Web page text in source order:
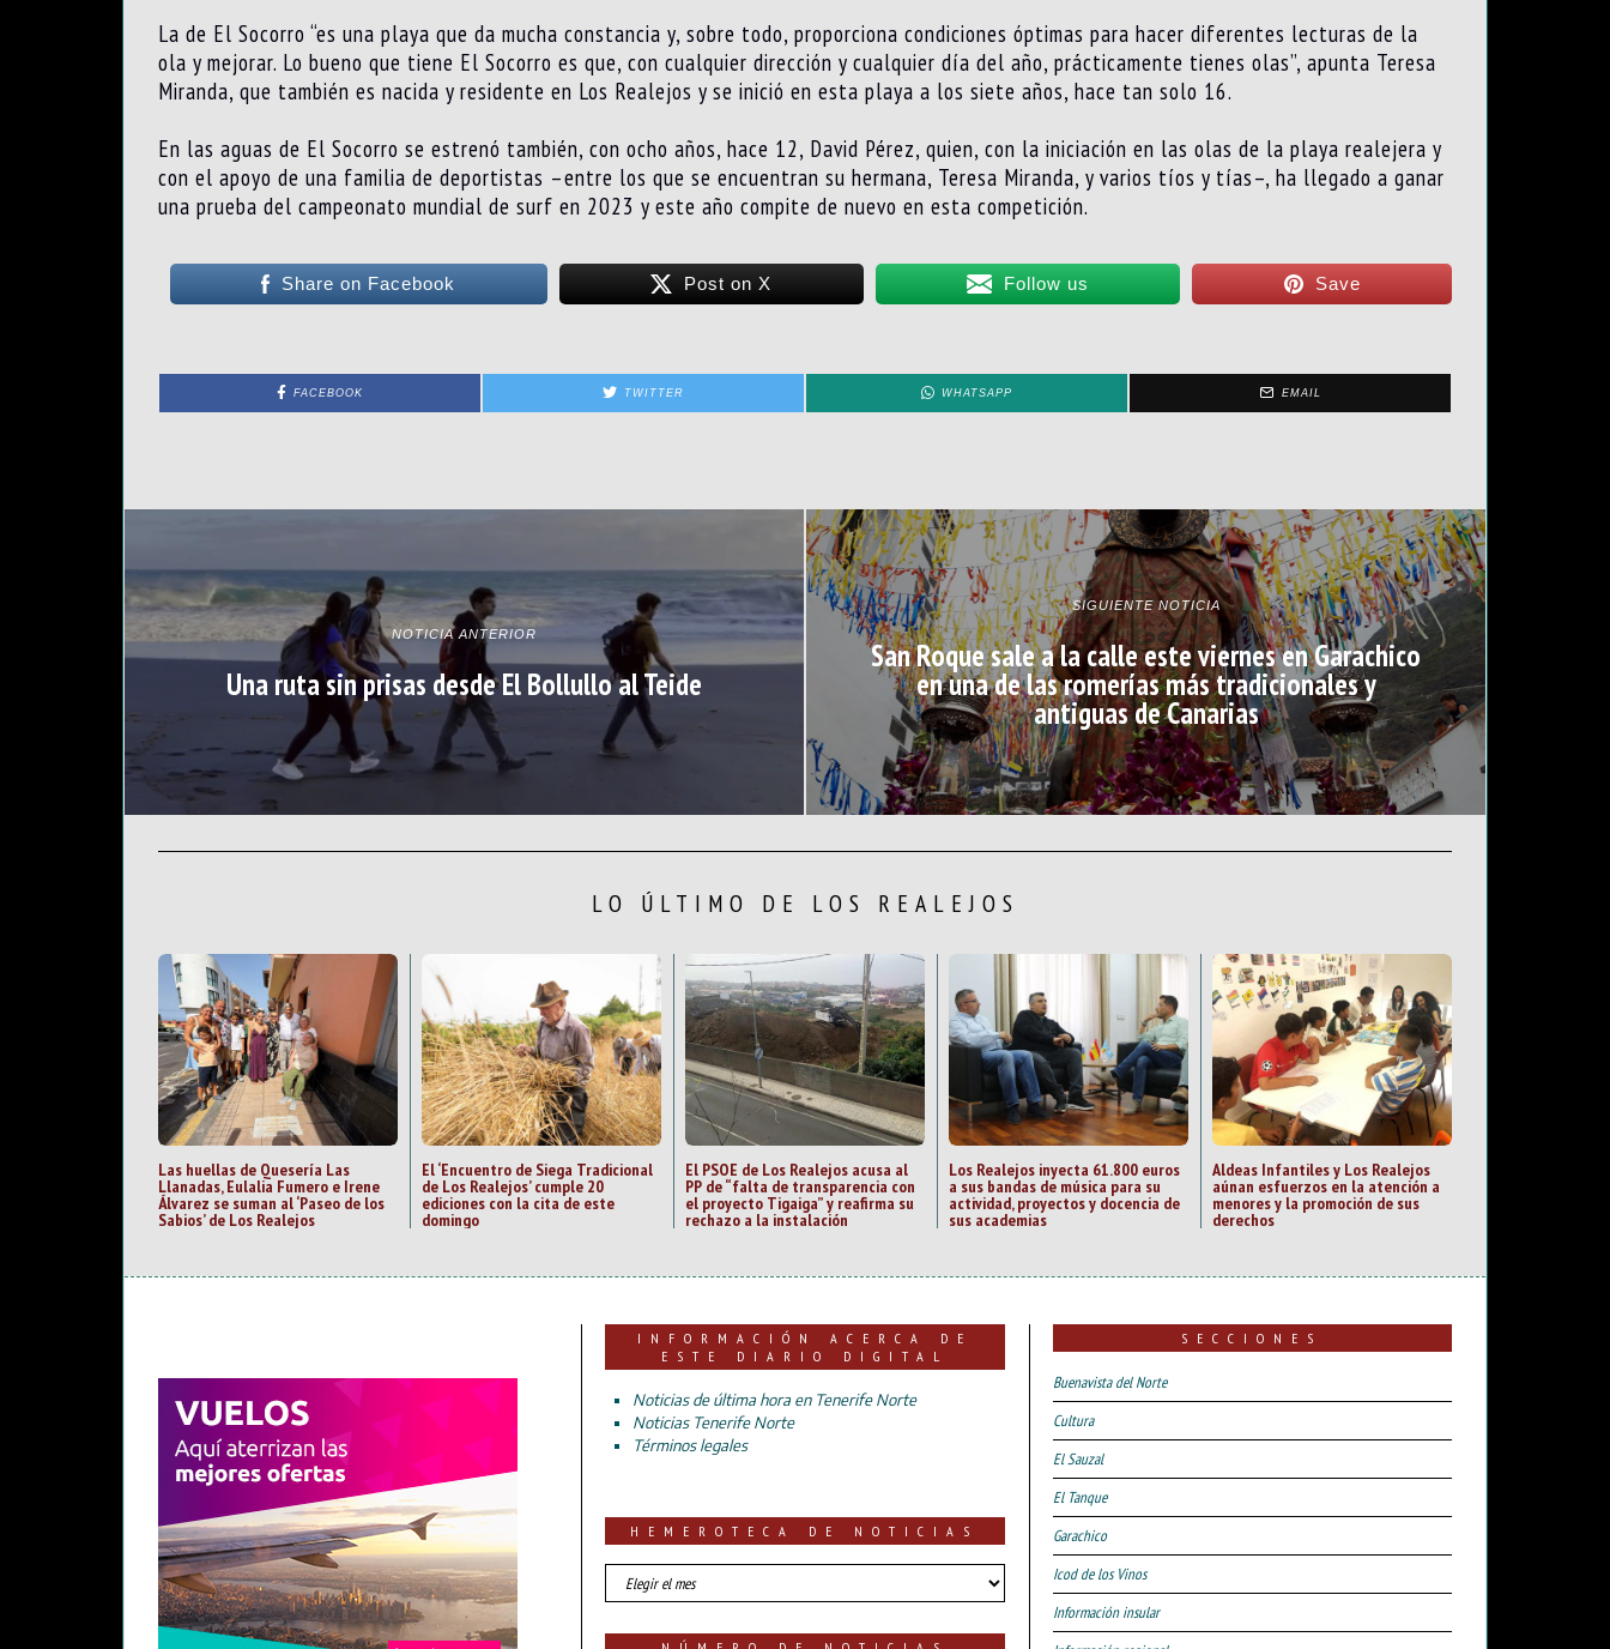
La de El Socorro “es una playa que da mucha constancia y, sobre todo, proporciona condiciones óptimas para hacer diferentes lecturas de la
ola y mejorar. Lo bueno que tiene El Socorro es que, con cualquier dirección y cualquier día del año, prácticamente tienes olas”, apunta Teresa
Miranda, que también es nacida y residente en Los Realejos y se inició en esta playa a los siete años, hace tan solo 16.
En las aguas de El Socorro se estrenó también, con ocho años, hace 12, David Pérez, quien, con la iniciación en las olas de la playa realejera y
con el apoyo de una familia de deportistas –entre los que se encuentran su hermana, Teresa Miranda, y varios tíos y tías–, ha llegado a ganar
una prueba del campeonato mundial de surf en 2023 y este año compite de nuevo en esta competición.
Share on Facebook Post on X Follow us Save
FACEBOOK TWITTER WHATSAPP EMAIL
NOTICIA ANTERIOR
Una ruta sin prisas desde El Bollullo al Teide
SIGUIENTE NOTICIA
San Roque sale a la calle este viernes en Garachico
en una de las romerías más tradicionales y
antiguas de Canarias
LO ÚLTIMO DE LOS REALEJOS
Las huellas de Quesería Las
Llanadas, Eulalia Fumero e Irene
Álvarez se suman al ‘Paseo de los
Sabios’ de Los Realejos
El ‘Encuentro de Siega Tradicional
de Los Realejos’ cumple 20
ediciones con la cita de este
domingo
El PSOE de Los Realejos acusa al
PP de “falta de transparencia con
el proyecto Tigaiga” y reafirma su
rechazo a la instalación
Los Realejos inyecta 61.800 euros
a sus bandas de música para su
actividad, proyectos y docencia de
sus academias
Aldeas Infantiles y Los Realejos
aúnan esfuerzos en la atención a
menores y la promoción de sus
derechos
INFORMACIÓN ACERCA DE
ESTE DIARIO DIGITAL
Noticias de última hora en Tenerife Norte
Noticias Tenerife Norte
Términos legales
HEMEROTECA DE NOTICIAS
HEMEROTECA
DE
SECCIONES
Buenavista del Norte
Cultura
El Sauzal
El Tanque
Garachico
Icod de los Vinos
Información insular